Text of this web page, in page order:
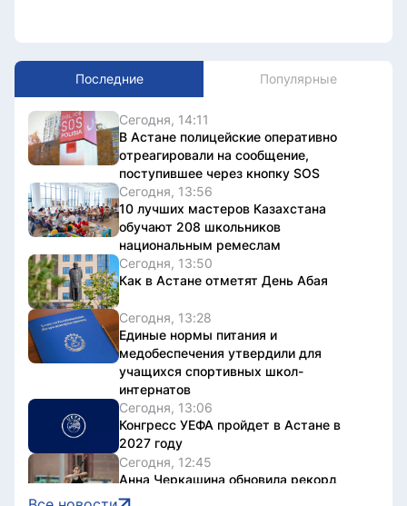
Последние Популярные
Сегодня, 14:11
В Астане полицейские оперативно
отреагировали на сообщение,
поступившее через кнопку SOS
Сегодня, 13:56
10 лучших мастеров Казахстана
обучают 208 школьников
национальным ремеслам
Сегодня, 13:50
Как в Астане отметят День Абая
Сегодня, 13:28
Единые нормы питания и
медобеспечения утвердили для
учащихся спортивных школ-
интернатов
Сегодня, 13:06
Конгресс УЕФА пройдет в Астане в
2027 году
Сегодня, 12:45
Анна Черкашина обновила рекорд
Казахстана и вышла в финал